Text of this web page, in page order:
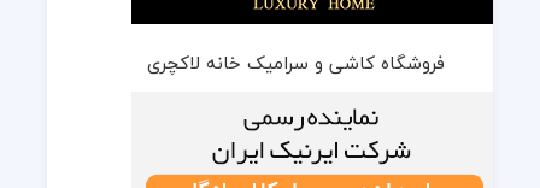
فروشگاه کاشی و سرامیک خانه لاکچری